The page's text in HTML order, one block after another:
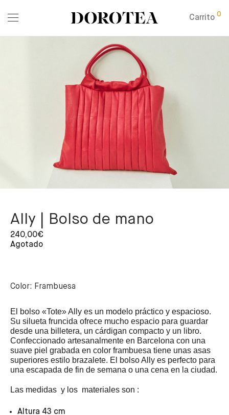
Carrito 0
Ally | Bolso de mano
240,00€
Agotado
Color: Frambuesa
El bolso «Tote» Ally es un modelo práctico y espacioso.
Su silueta fruncida ofrece mucho espacio para guardar
desde una billetera, un cárdigan compacto y un libro.
Confeccionado artesanalmente en Barcelona con una
suave piel grabada en color frambuesa tiene unas asas
superiores estilo brazalete. El bolso Ally es perfecto para
una escapada de fin de semana o una cena en la ciudad.
Las medidas y los materiales son :
Altura 43 cm